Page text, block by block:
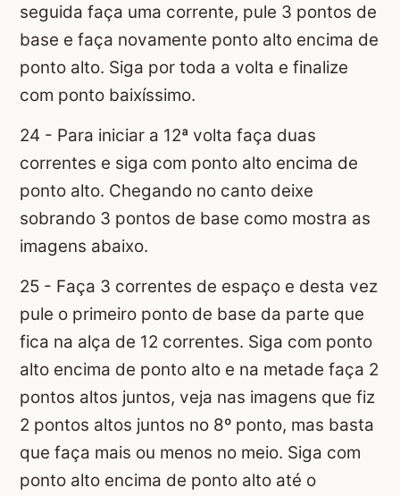
seguida faça uma corrente, pule 3 pontos de
base e faça novamente ponto alto encima de
ponto alto. Siga por toda a volta e finalize
com ponto baixíssimo.
24 - Para iniciar a 12ª volta faça duas
correntes e siga com ponto alto encima de
ponto alto. Chegando no canto deixe
sobrando 3 pontos de base como mostra as
imagens abaixo.
25 - Faça 3 correntes de espaço e desta vez
pule o primeiro ponto de base da parte que
fica na alça de 12 correntes. Siga com ponto
alto encima de ponto alto e na metade faça 2
pontos altos juntos, veja nas imagens que fiz
2 pontos altos juntos no 8º ponto, mas basta
que faça mais ou menos no meio. Siga com
ponto alto encima de ponto alto até o